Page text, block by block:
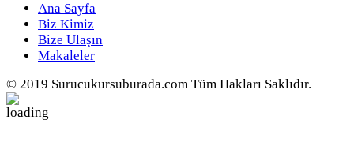
Ana Sayfa
Biz Kimiz
Bize Ulaşın
Makaleler
© 2019 Surucukursuburada.com Tüm Hakları Saklıdır.